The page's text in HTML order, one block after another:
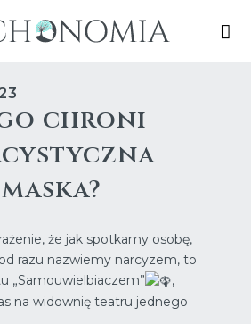
chroni
maska?
że jak spotkamy osobę,
razu nazwiemy narcyzem, to
„Samouwielbiaczem”
,
na widownię teatru jednego